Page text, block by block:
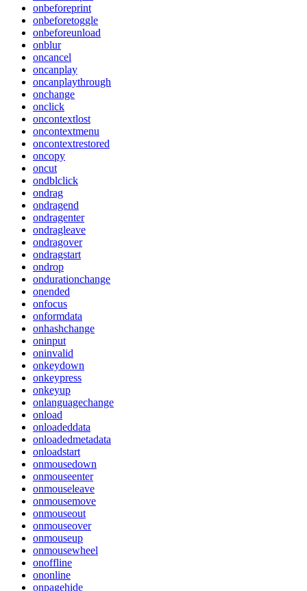
onbeforeprint
onbeforetoggle
onbeforeunload
onblur
oncancel
oncanplay
oncanplaythrough
onchange
onclick
oncontextlost
oncontextmenu
oncontextrestored
oncopy
oncut
ondblclick
ondrag
ondragend
ondragenter
ondragleave
ondragover
ondragstart
ondrop
ondurationchange
onended
onfocus
onformdata
onhashchange
oninput
oninvalid
onkeydown
onkeypress
onkeyup
onlanguagechange
onload
onloadeddata
onloadedmetadata
onloadstart
onmousedown
onmouseenter
onmouseleave
onmousemove
onmouseout
onmouseover
onmouseup
onmousewheel
onoffline
ononline
onpagehide